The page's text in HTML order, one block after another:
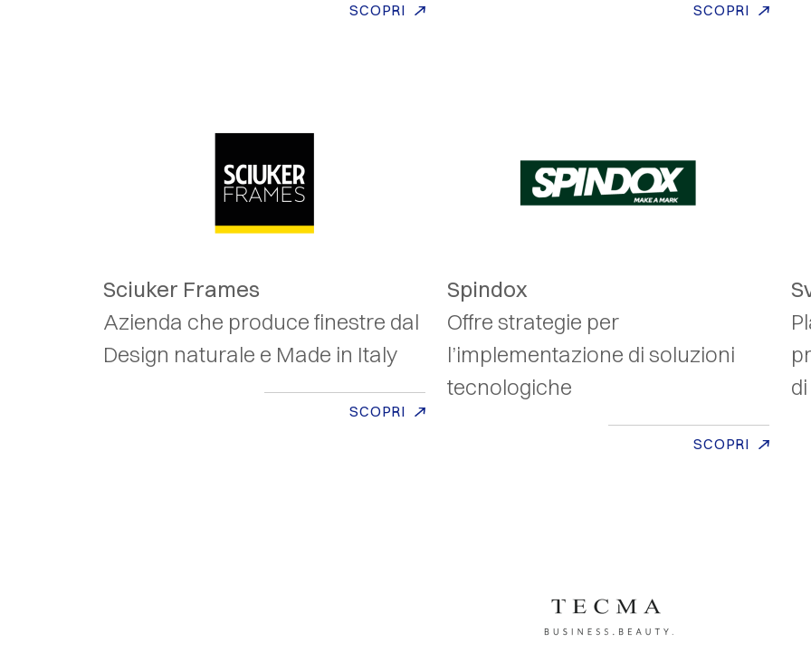
SCOPRI SCOPRI
Sciuker Frames
Azienda che produce finestre dal
Design naturale e Made in Italy
SCOPRI
Spindox
Offre strategie per
l’implementazione di soluzioni
tecnologiche
SCOPRI
di